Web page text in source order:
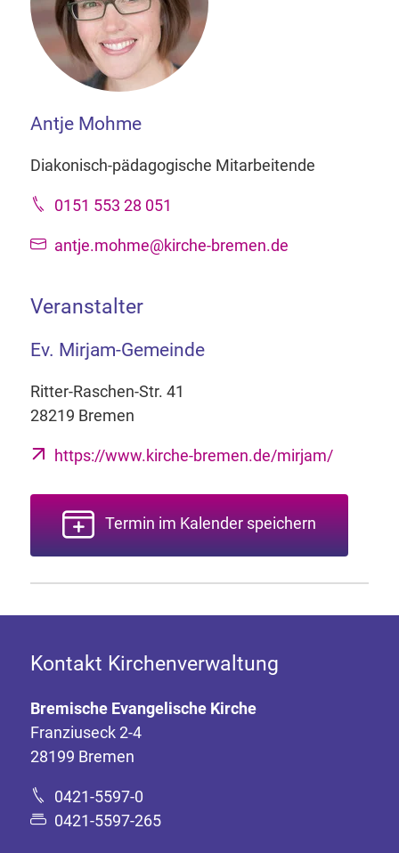
Antje Mohme
Diakonisch-pädagogische Mitarbeitende
0151 553 28 051
antje.mohme@kirche-bremen.de
Veranstalter
Ev. Mirjam-Gemeinde
Ritter-Raschen-Str. 41
28219 Bremen
https://www.kirche-bremen.de/mirjam/
Termin im Kalender speichern
Kontakt Kirchenverwaltung
Bremische Evangelische Kirche
Franziuseck 2-4
28199 Bremen
0421-5597-0
0421-5597-265